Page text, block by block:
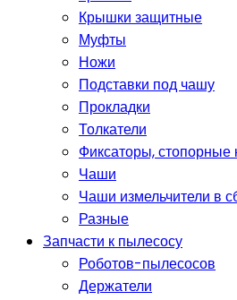
Крышки защитные
Муфты
Ножи
Подставки под чашу
Прокладки
Толкатели
Фиксаторы, стопорные
Чаши
Чаши измельчители в
Разные
Запчасти к пылесосу
Роботов-пылесосов
Держатели